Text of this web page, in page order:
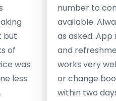
but
of
was
less
number to
available.
as asked.
and
works very
or change
within two